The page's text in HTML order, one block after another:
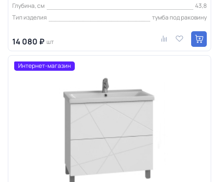
Глубина, см
43,8
Тип изделия
тумба под раковину
14 080 ₽ шт
Интернет-магазин